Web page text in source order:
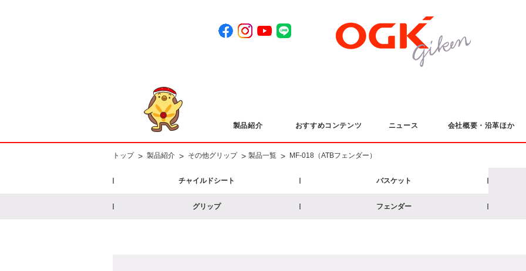
製品紹介 おすすめコンテンツ ニュース 会社概要・沿革ほか
トップ > 製品紹介 > その他グリップ > 製品一覧 > MF-018（ATBフェンダー）
チャイルドシート バスケット
グリップ フェンダー